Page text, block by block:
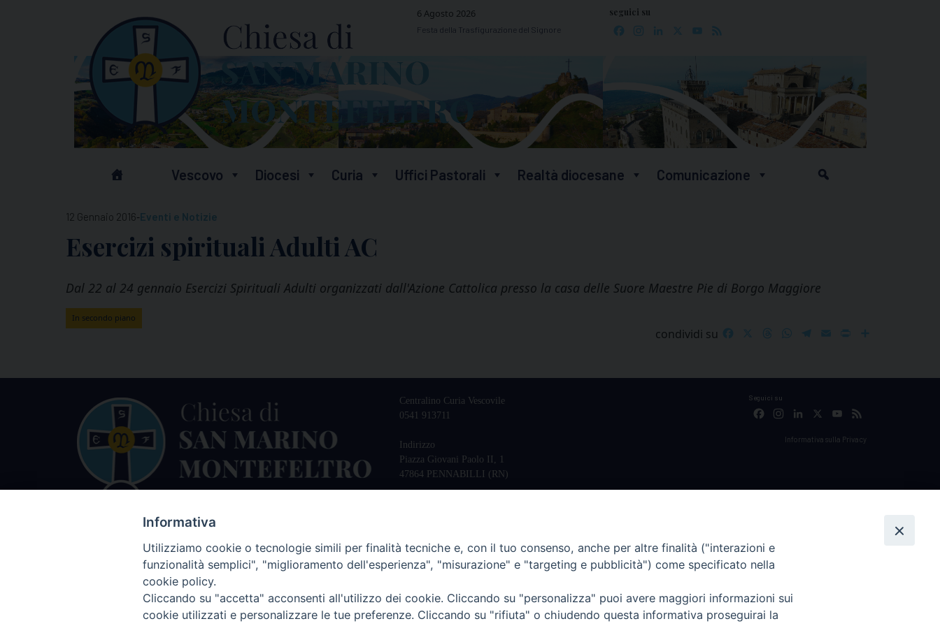
6 Agosto 2026
Festa della Trasfigurazione del Signore
seguici su
Facebook
Instagram
LinkedIn YouTube
Vescovo Diocesi Curia Uffici Pastorali Realtà diocesane Comunicazione
12 Gennaio 2016-Eventi e Notizie
Esercizi spirituali Adulti AC
Dal 22 al 24 gennaio Esercizi Spirituali Adulti organizzati dall'Azione Cattolica presso la casa delle Suore Maestre Pie di Borgo Maggiore
In secondo piano
condividi su FacebookThreadsWhatsApp
Telegram
Email Print
Centralino Curia Vescovile
0541 913711
Indirizzo
Piazza Giovani Paolo II, 1
47864 PENNABILLI (RN)
Seguici su
Facebook
Instagram
LinkedIn YouTube
Informativa sulla Privacy
Informativa
Utilizziamo cookie o tecnologie simili per finalità tecniche e, con il tuo consenso, anche per altre finalità ("interazioni e
funzionalità semplici", "miglioramento dell'esperienza", "misurazione" e "targeting e pubblicità") come specificato nella
cookie policy.
Cliccando su "accetta" acconsenti all'utilizzo dei cookie. Cliccando su "personalizza" puoi avere maggiori informazioni sui
cookie utilizzati e personalizzare le tue preferenze. Cliccando su "rifiuta" o chiudendo questa informativa proseguirai la